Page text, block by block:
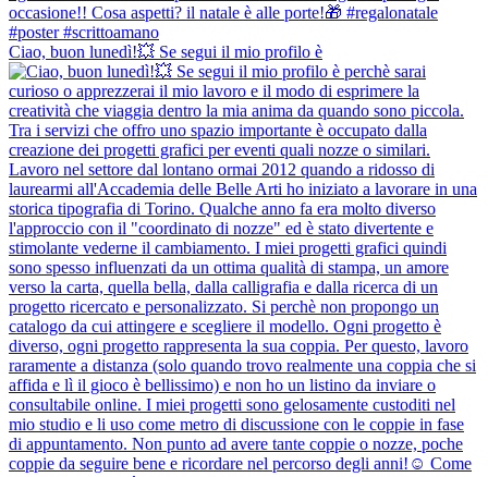
Ciao, buon lunedì!💥 Se segui il mio profilo è